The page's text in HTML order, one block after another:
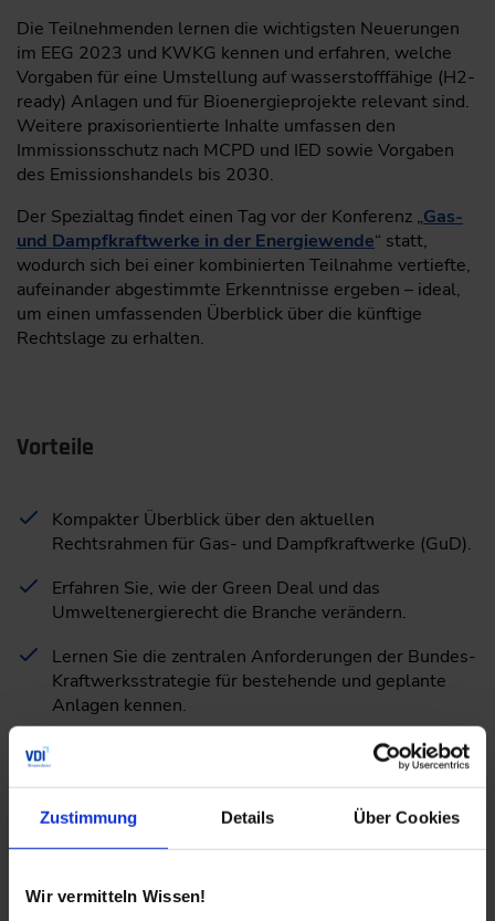
Zustimmung Details Über Cookies
Wir vermitteln Wissen!
Die Teilnehmenden lernen die wichtigsten Neuerungen
im EEG 2023 und KWKG kennen und erfahren, welche
Vorgaben für eine Umstellung auf wasserstofffähige (H2-
ready) Anlagen und für Bioenergieprojekte relevant sind.
Weitere praxisorientierte Inhalte umfassen den
Immissionsschutz nach MCPD und IED sowie Vorgaben
des Emissionshandels bis 2030.
Der Spezialtag findet einen Tag vor der Konferenz „Gas-
und Dampfkraftwerke in der Energiewende“ statt,
wodurch sich bei einer kombinierten Teilnahme vertiefte,
aufeinander abgestimmte Erkenntnisse ergeben – ideal,
um einen umfassenden Überblick über die künftige
Rechtslage zu erhalten.
Vorteile
Kompakter Überblick über den aktuellen
Rechtsrahmen für Gas- und Dampfkraftwerke (GuD).
Erfahren Sie, wie der Green Deal und das
Umweltenergierecht die Branche verändern.
Lernen Sie die zentralen Anforderungen der Bundes-
Kraftwerksstrategie für bestehende und geplante
Anlagen kennen.
Anforderungen der Wasserstoffstrategie und ihre
Profitieren Sie von wertvollen Informationen zu den